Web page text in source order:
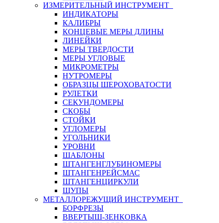
ИЗМЕРИТЕЛЬНЫЙ ИНСТРУМЕНТ
ИНДИКАТОРЫ
КАЛИБРЫ
КОНЦЕВЫЕ МЕРЫ ДЛИНЫ
ЛИНЕЙКИ
МЕРЫ ТВЕРДОСТИ
МЕРЫ УГЛОВЫЕ
МИКРОМЕТРЫ
НУТРОМЕРЫ
ОБРАЗЦЫ ШЕРОХОВАТОСТИ
РУЛЕТКИ
СЕКУНДОМЕРЫ
СКОБЫ
СТОЙКИ
УГЛОМЕРЫ
УГОЛЬНИКИ
УРОВНИ
ШАБЛОНЫ
ШТАНГЕНГЛУБИНОМЕРЫ
ШТАНГЕНРЕЙСМАС
ШТАНГЕНЦИРКУЛИ
ЩУПЫ
МЕТАЛЛОРЕЖУЩИЙ ИНСТРУМЕНТ
БОРФРЕЗЫ
ВВЕРТЫШ-ЗЕНКОВКА